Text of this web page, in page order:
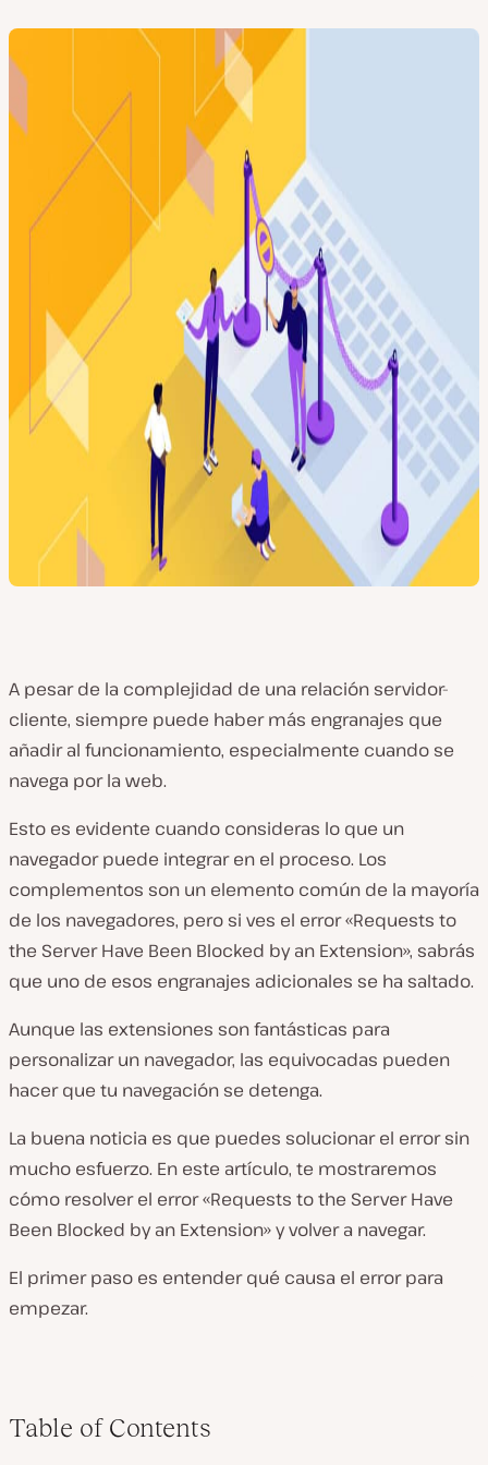
A pesar de la complejidad de una relación servidor-
cliente, siempre puede haber más engranajes que
añadir al funcionamiento, especialmente cuando se
navega por la web.
Esto es evidente cuando consideras lo que un
navegador puede integrar en el proceso. Los
complementos son un elemento común de la mayoría
de los navegadores, pero si ves el error «Requests to
the Server Have Been Blocked by an Extension», sabrás
que uno de esos engranajes adicionales se ha saltado.
Aunque las extensiones son fantásticas para
personalizar un navegador, las equivocadas pueden
hacer que tu navegación se detenga.
La buena noticia es que puedes solucionar el error sin
mucho esfuerzo. En este artículo, te mostraremos
cómo resolver el error «Requests to the Server Have
Been Blocked by an Extension» y volver a navegar.
El primer paso es entender qué causa el error para
empezar.
Table of Contents